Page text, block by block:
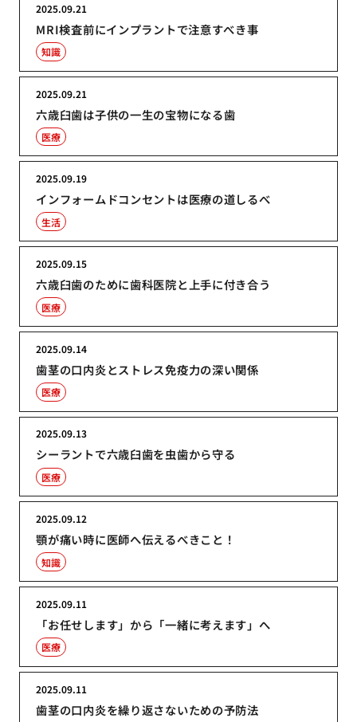
MRI検査前にインプラントで注意すべき事
2025.09.21
知識
六歳臼歯は子供の一生の宝物になる歯
2025.09.21
医療
インフォームドコンセントは医療の道しるべ
2025.09.19
生活
六歳臼歯のために歯科医院と上手に付き合う
2025.09.15
医療
歯茎の口内炎とストレス免疫力の深い関係
2025.09.14
医療
シーラントで六歳臼歯を虫歯から守る
2025.09.13
医療
顎が痛い時に医師へ伝えるべきこと！
2025.09.12
知識
「お任せします」から「一緒に考えます」へ
2025.09.11
医療
歯茎の口内炎を繰り返さないための予防法
2025.09.11